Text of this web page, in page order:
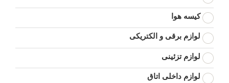
کیسه هوا
لوازم برقی و الکتریکی
لوازم تزئینی
لوازم داخلی اتاق